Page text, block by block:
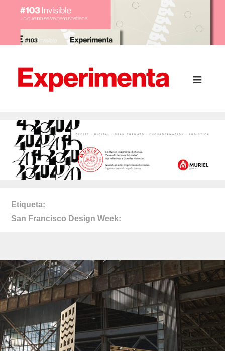
Etiqueta
San Francisco Design Week